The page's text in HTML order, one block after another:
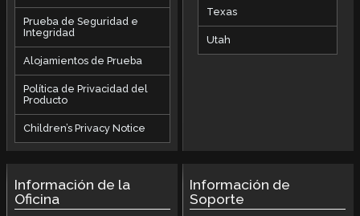
Prueba de Seguridad e
Integridad
Alojamientos de Prueba
Política de Privacidad del
Producto
Children’s Privacy Notice
Texas
Utah
Información de la
Oficina
Información de
Soporte